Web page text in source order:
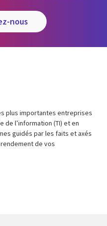
nous
plus importantes entreprises
l’information (TI) et en
guidés par les faits et axés
de vos